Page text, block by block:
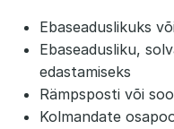
Ebaseaduslikuks
Ebaseadusliku,
edastamiseks
Rämpsposti või
Kolmandate